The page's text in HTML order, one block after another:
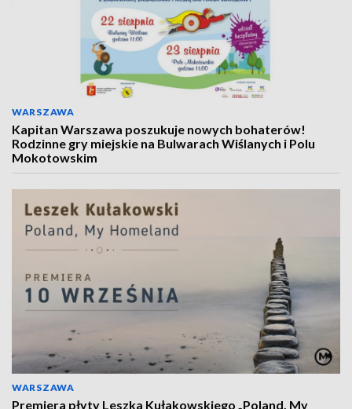
WARSZAWA
Kapitan Warszawa poszukuje nowych bohaterów!
Rodzinne gry miejskie na Bulwarach Wiślanych i Polu
Mokotowskim
WARSZAWA
Premiera płyty Leszka Kułakowskiego „Poland, My